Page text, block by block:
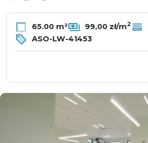
65.00 m² 99,00 zł/m2
ASO-LW-41453